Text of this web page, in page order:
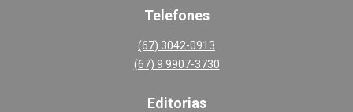
Telefones
(67) 3042-0913
(67) 9 9907-3730
Editorias